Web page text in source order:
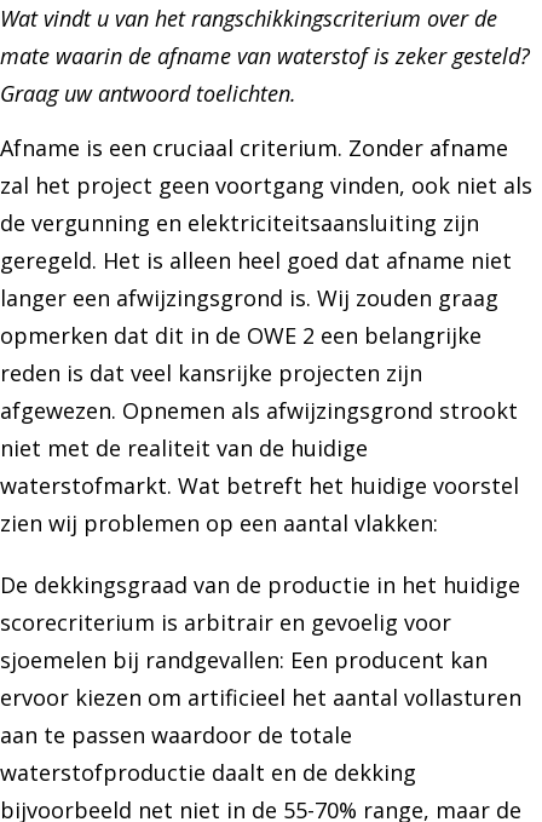
Wat vindt u van het rangschikkingscriterium over de
mate waarin de afname van waterstof is zeker gesteld?
Graag uw antwoord toelichten.
Afname is een cruciaal criterium. Zonder afname
zal het project geen voortgang vinden, ook niet als
de vergunning en elektriciteitsaansluiting zijn
geregeld. Het is alleen heel goed dat afname niet
langer een afwijzingsgrond is. Wij zouden graag
opmerken dat dit in de OWE 2 een belangrijke
reden is dat veel kansrijke projecten zijn
afgewezen. Opnemen als afwijzingsgrond strookt
niet met de realiteit van de huidige
waterstofmarkt. Wat betreft het huidige voorstel
zien wij problemen op een aantal vlakken:
De dekkingsgraad van de productie in het huidige
scorecriterium is arbitrair en gevoelig voor
sjoemelen bij randgevallen: Een producent kan
ervoor kiezen om artificieel het aantal vollasturen
aan te passen waardoor de totale
waterstofproductie daalt en de dekking
bijvoorbeeld net niet in de 55-70% range, maar de